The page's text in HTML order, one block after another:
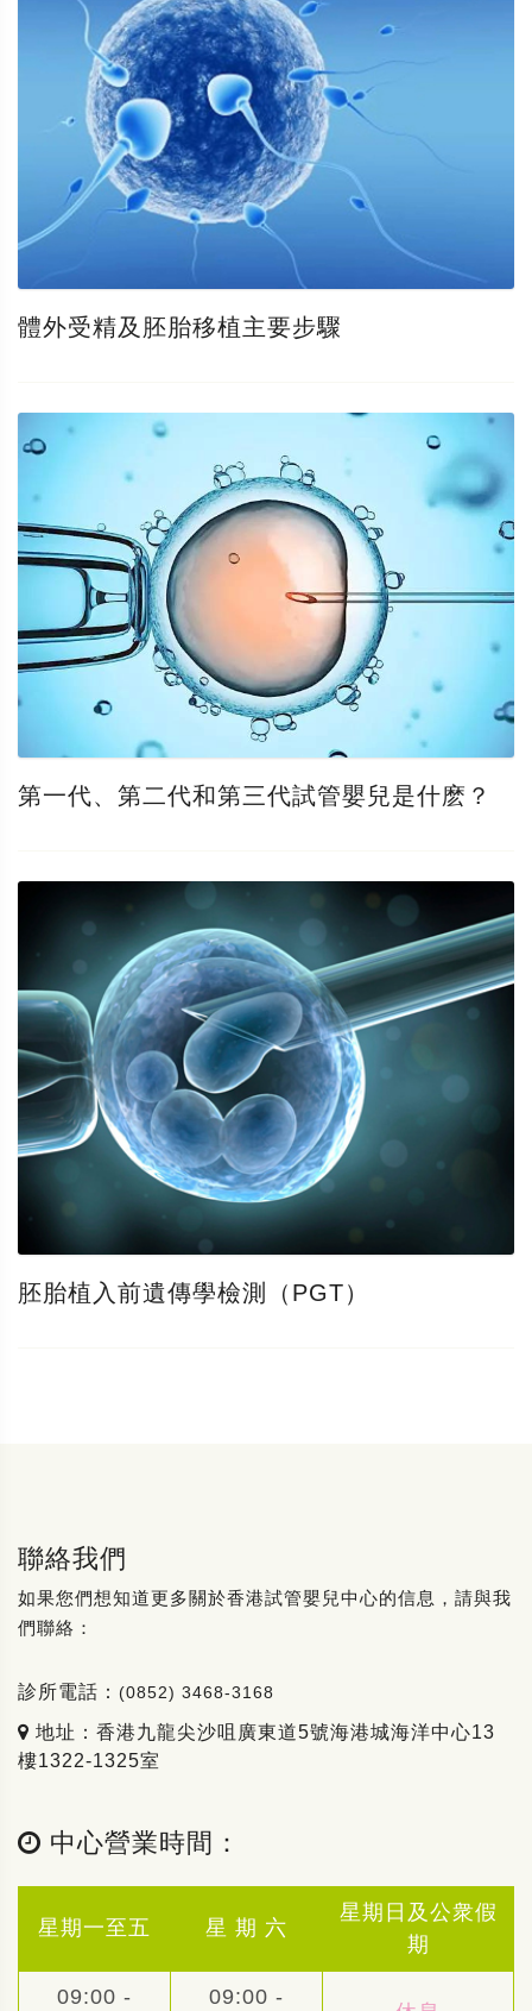
體外受精及胚胎移植主要步驟
第一代、第二代和第三代試管嬰兒是什麽？
胚胎植入前遺傳學檢測（PGT）
聯絡我們
如果您們想知道更多關於香港試管嬰兒中心的信息，請與我
們聯絡：
診所電話： (0852) 3468-3168
地址：香港九龍尖沙咀廣東道5號海港城海洋中心13
樓1322-1325室
中心營業時間：
星期一至五 星 期 六
星期日及公衆假
期
09:00 - 09:00 -